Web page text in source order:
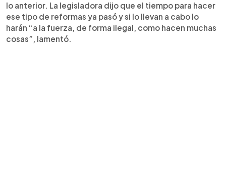
lo anterior. La legisladora dijo que el tiempo para hacer
ese tipo de reformas ya pasó y si lo llevan a cabo lo
harán “a la fuerza, de forma ilegal, como hacen muchas
cosas”, lamentó.